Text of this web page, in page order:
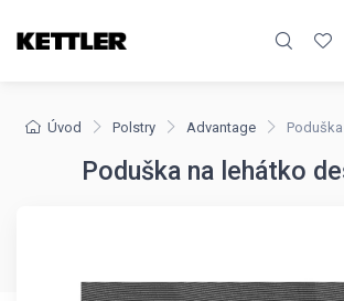
Úvod Polstry Advantage
Poduška na lehátko